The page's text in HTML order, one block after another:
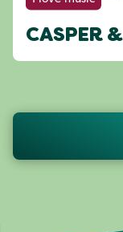
CASPER